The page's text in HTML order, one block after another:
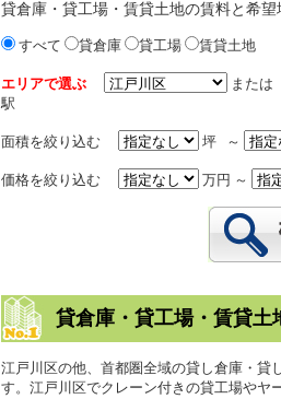
貸倉庫・貸工場・賃貸土地の賃料と希
すべて 貸倉庫 貸工場 賃貸土地
エリアで選ぶ また
駅
面積を絞り込む 坪 ～
価格を絞り込む 万円 ～
貸倉庫・貸工場・賃貸土
江戸川区の他、首都圏全域の貸し倉庫・貸
す。江戸川区でクレーン付きの貸工場やヤ